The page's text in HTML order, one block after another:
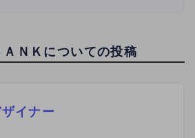
ＮＫについての投稿
イナー